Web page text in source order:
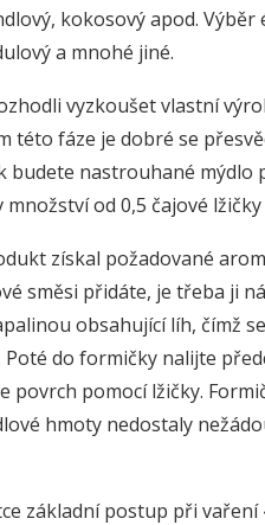
kokosový apod.
a mnohé jiné.
vyzkoušet vlastní
této fáze je dobré se
budete nastrouhané
od 0,5 čajové
získal požadované
směsi přidáte, je třeba ji
obsahující líh, čímž
Poté do formičky nalijte
povrch pomocí lžičky.
hmoty nedostaly
základní postup při vaření